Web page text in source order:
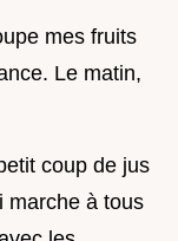
mes fruits
Le matin,
coup de jus
marche à tous